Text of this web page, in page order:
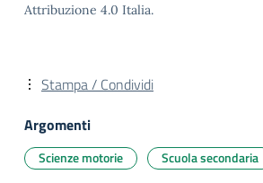
Attribuzione 4.0 Italia.
Stampa / Condividi
Argomenti
Scienze motorie Scuola secondaria